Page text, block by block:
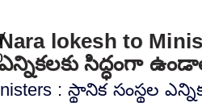
lokesh to
సిద్ధంగా
: స్థానిక సంస్థల